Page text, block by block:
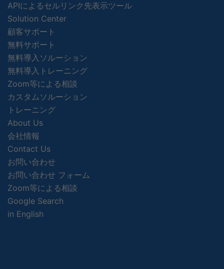
APIによるセルリンク先表示ツール
Solution Center
顧客サポート
無料サポート
無料導入ソルーション
無料導入トレーニング
Zoom等による相談
カスタムソルーション
トレーニング
About Us
会社情報
Contact Us
お問い合わせ
お問い合わせ フォーム
Zoom等による相談
Google Search
in English